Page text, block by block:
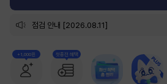
점검 안내 [2026.08.11]
+1,000원 첫충전 혜택